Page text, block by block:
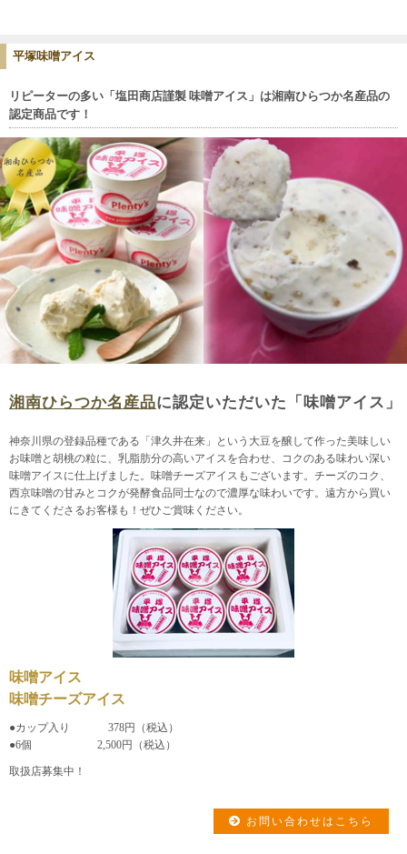
平塚味噌アイス
リピーターの多い「塩田商店謹製 味噌アイス」は湘南ひらつか名産品の
認定商品です！
湘南ひらつか名産品に認定いただいた「味噌アイス」
神奈川県の登録品種である「津久井在来」という大豆を醸して作った美味しい
お味噌と胡桃の粒に、乳脂肪分の高いアイスを合わせ、コクのある味わい深い
味噌アイスに仕上げました。味噌チーズアイスもございます。チーズのコク、
西京味噌の甘みとコクが発酵食品同士なので濃厚な味わいです。遠方から買い
にきてくださるお客様も！ぜひご賞味ください。
味噌アイス
味噌チーズアイス
●カップ入り 378円（税込）
●6個 2,500円（税込）
取扱店募集中！
お問い合わせはこちら